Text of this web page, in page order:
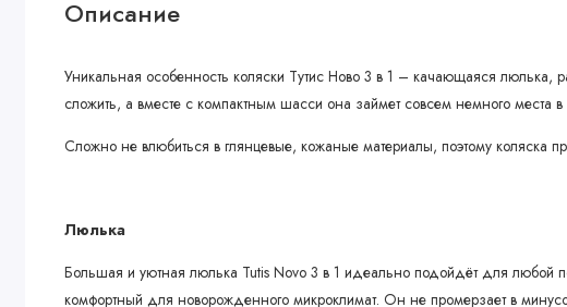
Описание
Уникальная особенность коляски Тутис Ново 3 в 1 – качающаяся
сложить, а вместе с компактным шасси она займет совсем немного места в
Сложно не влюбиться в глянцевые, кожаные материалы, поэтому коляска
Люлька
Большая и уютная люлька Tutis Novo 3 в 1 идеально подойдёт для любой
комфортный для новорожденного микроклимат. Он не промерзает в